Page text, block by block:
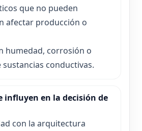
que no pueden
afectar producción o
humedad, corrosión o
sustancias conductivas.
influyen en la decisión de
con la arquitectura